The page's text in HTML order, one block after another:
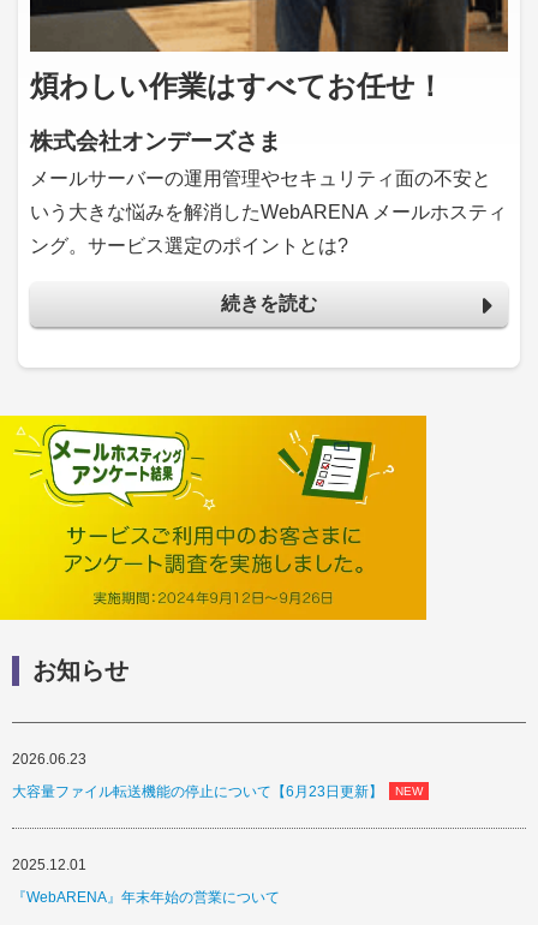
煩わしい作業はすべてお任せ！
株式会社オンデーズさま
メールサーバーの運用管理やセキュリティ面の不安と
いう大きな悩みを解消したWebARENA メールホスティ
ング。サービス選定のポイントとは?
続きを読む
お知らせ
2026.06.23
大容量ファイル転送機能の停止について【6月23日更新】
2025.12.01
『WebARENA』年末年始の営業について